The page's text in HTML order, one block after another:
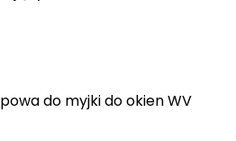
do myjki do okien WV